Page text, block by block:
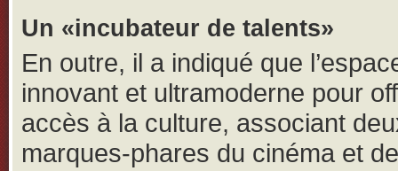
Un «incubateur de talents»
En outre, il a indiqué que
innovant et ultramoderne pour
accès à la culture, associant
marques-phares du cinéma et